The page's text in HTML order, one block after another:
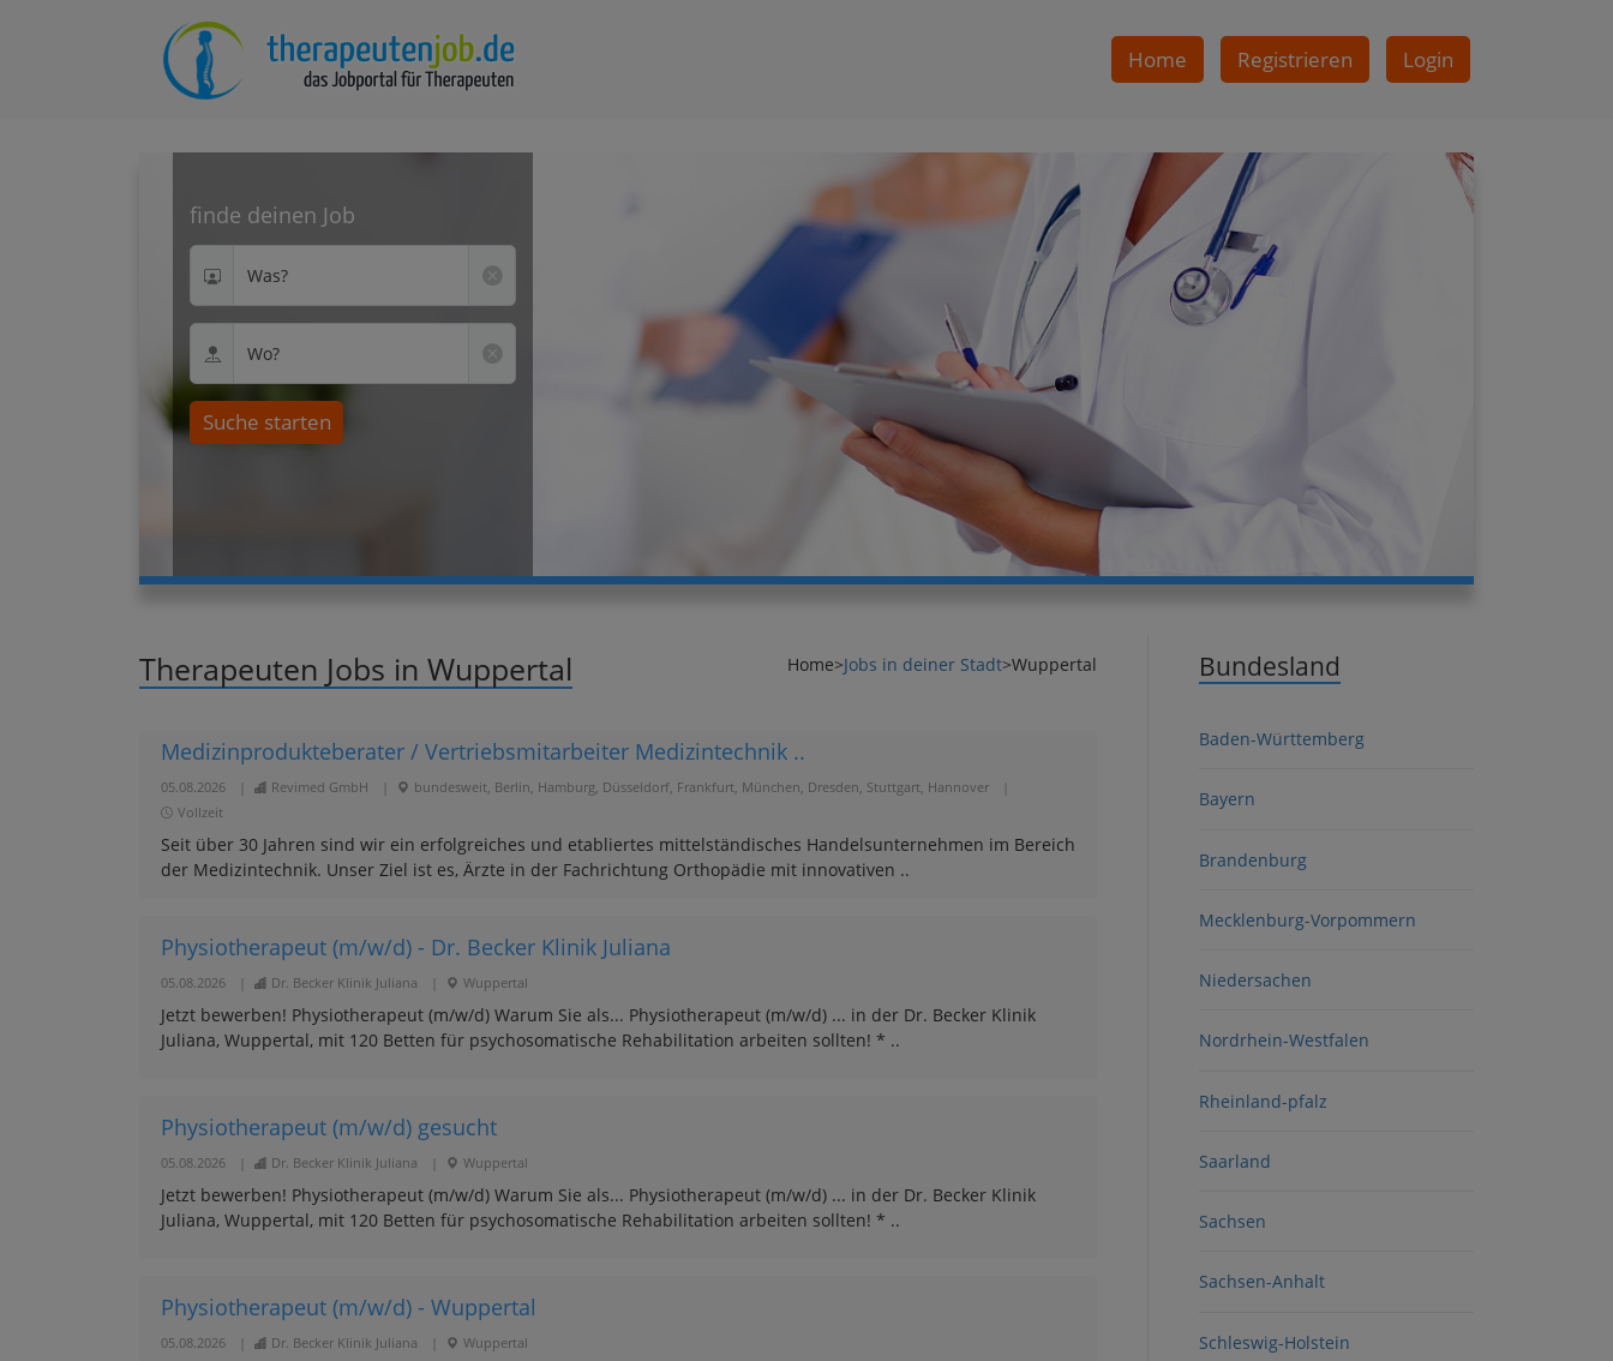
Home Registrieren Login
finde deinen Job
Was?
Wo?
Suche starten
Therapeuten Jobs in Wuppertal Home>Jobs in deiner Stadt>Wuppertal
Medizinprodukteberater / Vertriebsmitarbeiter Medizintechnik ..
05.08.2026 Revimed GmbH bundesweit, Berlin, Hamburg, Düsseldorf, Frankfurt, München, Dresden, Stuttgart, Hannover
Vollzeit
Seit über 30 Jahren sind wir ein erfolgreiches und etabliertes mittelständisches Handelsunternehmen im Bereich
der Medizintechnik. Unser Ziel ist es, Ärzte in der Fachrichtung Orthopädie mit innovativen ..
Physiotherapeut (m/w/d) - Dr. Becker Klinik Juliana
05.08.2026 Dr. Becker Klinik Juliana Wuppertal
Jetzt bewerben! Physiotherapeut (m/w/d) Warum Sie als... Physiotherapeut (m/w/d) ... in der Dr. Becker Klinik
Juliana, Wuppertal, mit 120 Betten für psychosomatische Rehabilitation arbeiten sollten! * ..
Physiotherapeut (m/w/d) gesucht
05.08.2026 Dr. Becker Klinik Juliana Wuppertal
Jetzt bewerben! Physiotherapeut (m/w/d) Warum Sie als... Physiotherapeut (m/w/d) ... in der Dr. Becker Klinik
Juliana, Wuppertal, mit 120 Betten für psychosomatische Rehabilitation arbeiten sollten! * ..
Physiotherapeut (m/w/d) - Wuppertal
05.08.2026 Dr. Becker Klinik Juliana Wuppertal
Bundesland
Baden-Württemberg
Bayern
Brandenburg
Mecklenburg-Vorpommern
Niedersachen
Nordrhein-Westfalen
Rheinland-pfalz
Saarland
Sachsen
Sachsen-Anhalt
Schleswig-Holstein